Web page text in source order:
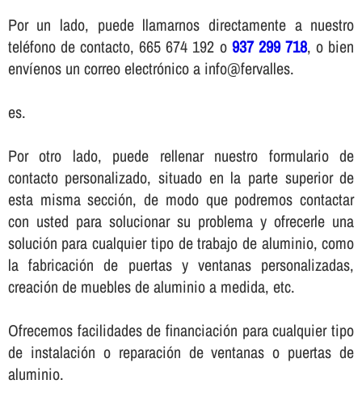
Por un lado, puede llamarnos directamente a nuestro
teléfono de contacto, 665 674 192 o 937 299 718, o bien
enví­enos un correo electrónico a info@fervalles.
es.
Por otro lado, puede rellenar nuestro formulario de
contacto personalizado, situado en la parte superior de
esta misma sección, de modo que podremos contactar
con usted para solucionar su problema y ofrecerle una
solución para cualquier tipo de trabajo de aluminio, como
la fabricación de puertas y ventanas personalizadas,
creación de muebles de aluminio a medida, etc.
Ofrecemos facilidades de financiación para cualquier tipo
de instalación o reparación de ventanas o puertas de
aluminio.